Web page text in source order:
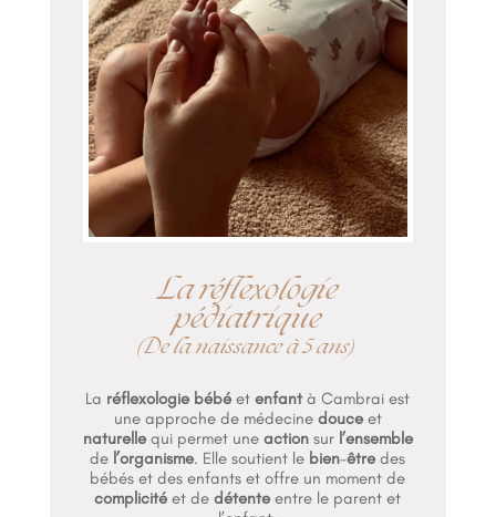
La réflexologie
pédiatrique
(De la naissance à 5 ans)
La réflexologie bébéetenfantà Cambrai est
une approche de médecine douceet
naturellequi permet une actionsur l’ensemble
de l’organisme. Elle soutient le bien–êtredes
bébés et des enfants et offre un moment de
complicitéet dedétenteentre le parent et